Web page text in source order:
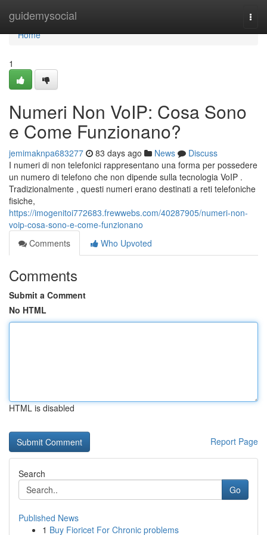
guidemysocial
Home
Home
1
Numeri Non VoIP: Cosa Sono
e Come Funzionano?
jemimaknpa683277 83 days ago News
Discuss
I numeri di non telefonici rappresentano una forma per possedere
un numero di telefono che non dipende sulla tecnologia VoIP .
Tradizionalmente , questi numeri erano destinati a reti telefoniche
fisiche,
https://imogenitoi772683.frewwebs.com/40287905/numeri-non-
voip-cosa-sono-e-come-funzionano
Comments
Who Upvoted
Comments
Submit a Comment
No HTML
HTML is disabled
Report Page
Search
Go
Published News
1 Buy Fioricet For Chronic problems